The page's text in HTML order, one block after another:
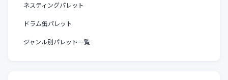
ネスティングパレット
ドラム缶パレット
ジャンル別パレット一覧